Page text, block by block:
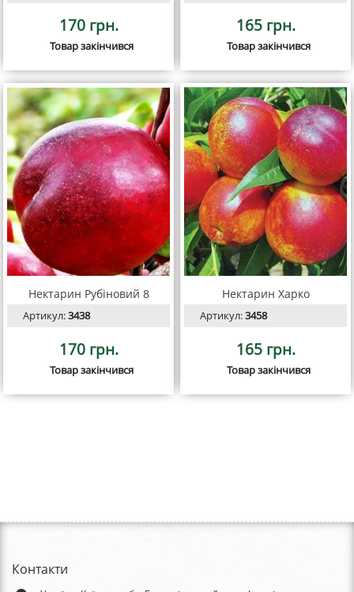
170 грн.
Товар закінчився
165 грн.
Товар закінчився
Нектарин Рубіновий 8
Артикул:3438
170 грн.
Товар закінчився
Нектарин Харко
Артикул:3458
165 грн.
Товар закінчився
Контакти